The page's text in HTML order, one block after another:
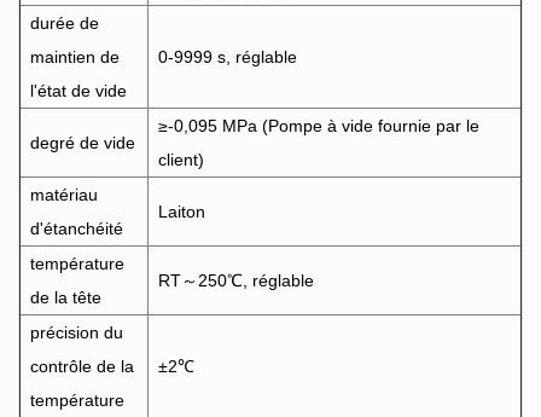
durée de
maintien de
l'état de vide
0-9999 s, réglable
degré de vide
≥-0,095 MPa (Pompe à vide fournie par le
client)
matériau
d'étanchéité
Laiton
température
de la tête
RT～250℃, réglable
précision du
contrôle de la
température
±2℃